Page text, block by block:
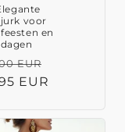
voor
en
EUR
EUR